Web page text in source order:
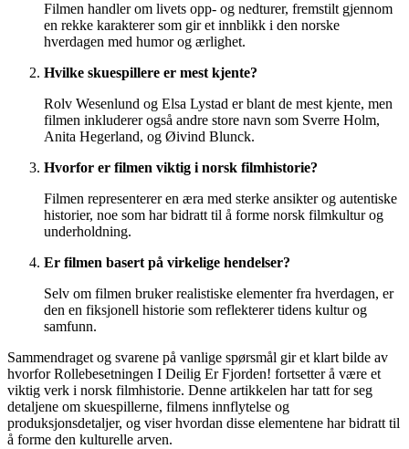
Filmen handler om livets opp- og nedturer, fremstilt gjennom
en rekke karakterer som gir et innblikk i den norske
hverdagen med humor og ærlighet.
Hvilke skuespillere er mest kjente?
Rolv Wesenlund og Elsa Lystad er blant de mest kjente, men
filmen inkluderer også andre store navn som Sverre Holm,
Anita Hegerland, og Øivind Blunck.
Hvorfor er filmen viktig i norsk filmhistorie?
Filmen representerer en æra med sterke ansikter og autentiske
historier, noe som har bidratt til å forme norsk filmkultur og
underholdning.
Er filmen basert på virkelige hendelser?
Selv om filmen bruker realistiske elementer fra hverdagen, er
den en fiksjonell historie som reflekterer tidens kultur og
samfunn.
Sammendraget og svarene på vanlige spørsmål gir et klart bilde av
hvorfor Rollebesetningen I Deilig Er Fjorden! fortsetter å være et
viktig verk i norsk filmhistorie. Denne artikkelen har tatt for seg
detaljene om skuespillerne, filmens innflytelse og
produksjonsdetaljer, og viser hvordan disse elementene har bidratt til
å forme den kulturelle arven.